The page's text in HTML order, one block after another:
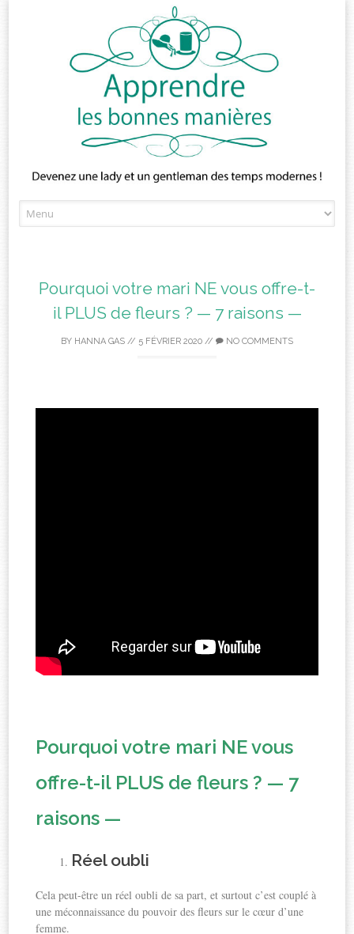
to
Pourquoi votre mari NE vous offre-t-
il PLUS de fleurs ? — 7 raisons —
BY HANNA GAS // 5 FÉVRIER 2020 // NO COMMENTS
Pourquoi votre mari NE vous
offre-t-il PLUS de fleurs ? — 7
raisons —
Réel oubli
Cela peut-être un réel oubli de sa part, et surtout c’est couplé à
une méconnaissance du pouvoir des fleurs sur le cœur d’une
femme.